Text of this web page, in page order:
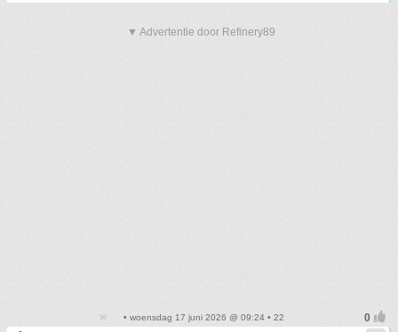
▼ Advertentie door Refinery89
• woensdag 17 juni 2026 @ 09:24 • 22